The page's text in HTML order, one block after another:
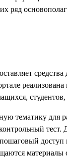
ряд
тематику для
тест.